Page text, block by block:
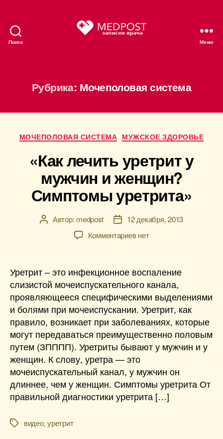
Поиск Меню
Рубрика: Мочеполовая система
Рубрики
МОЧЕПОЛОВАЯ СИСТЕМА МУЖСКОЕ ЗДОРОВЬЕ
«Как лечить уретрит у
мужчин и женщин?
Симптомы уретрита»
АвторАвтор: medpost
Дата12 декабря, 2013
Комментариевк
уретрит
у
мужчин
и
женщин?
Симптомы
уретрита»
нет
Уретрит – это инфекционное воспаление
слизистой мочеиспускательного канала,
проявляющееся специфическими выделениями
и болями при мочеиспускании. Уретрит, как
правило, возникает при заболеваниях, которые
могут передаваться преимущественно половым
путем (ЗПППП). Уретриты бывают у мужчин и у
женщин. К слову, уретра — это
мочеиспускательный канал, у мужчин он
длиннее, чем у женщин. Симптомы уретрита От
правильной диагностики уретрита […]
Меткивидео,уретрит